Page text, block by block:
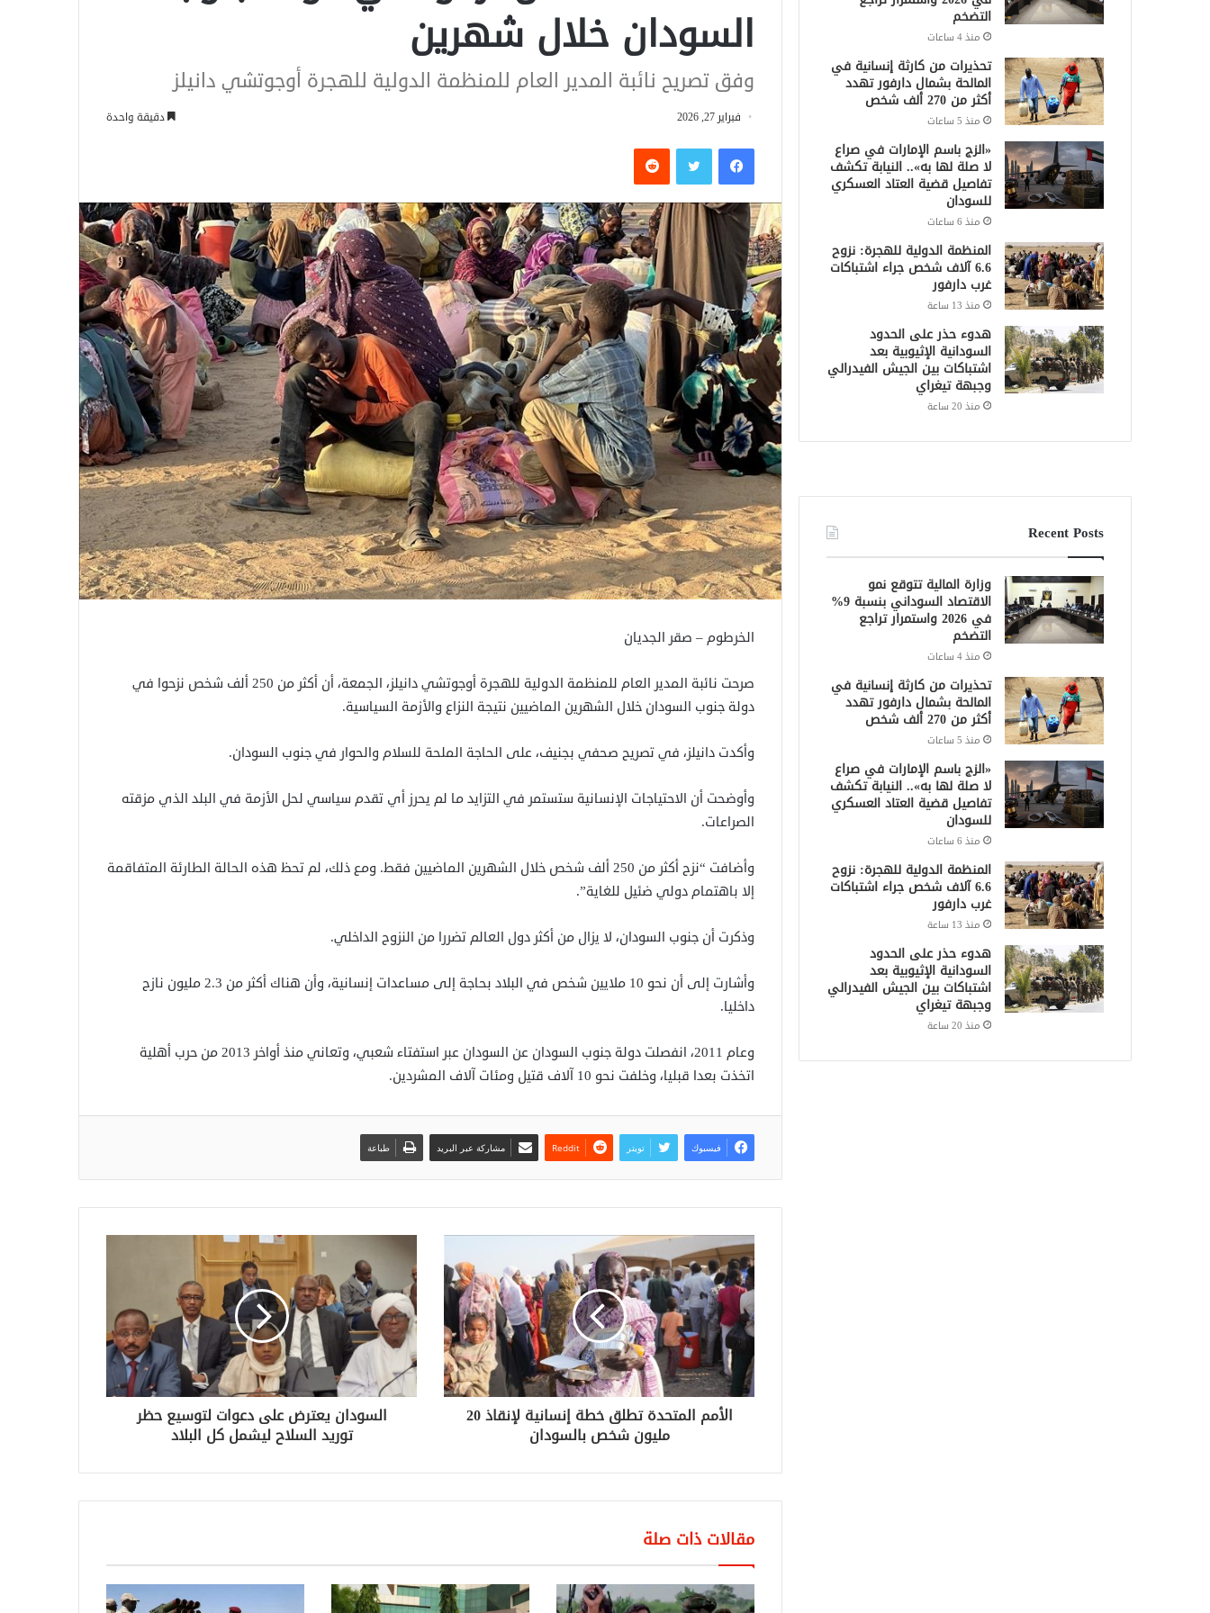
السودان خلال شهرين
وفق تصريح نائبة المدير العام للمنظمة الدولية للهجرة أوجوتشي دانيلز
فبراير 27, 2026 دقيقة واحدة
فيسبوكتويتر
الخرطوم – صقر الجديان
صرحت نائبة المدير العام للمنظمة الدولية للهجرة أوجوتشي دانيلز، الجمعة، أن أكثر من 250 ألف شخص نزحوا في
دولة جنوب السودان خلال الشهرين الماضيين نتيجة النزاع والأزمة السياسية.
وأكدت دانيلز، في تصريح صحفي بجنيف، على الحاجة الملحة للسلام والحوار في جنوب السودان.
وأوضحت أن الاحتياجات الإنسانية ستستمر في التزايد ما لم يحرز أي تقدم سياسي لحل الأزمة في البلد الذي مزقته
الصراعات.
وأضافت “نزح أكثر من 250 ألف شخص خلال الشهرين الماضيين فقط. ومع ذلك، لم تحظ هذه الحالة الطارئة المتفاقمة
إلا باهتمام دولي ضئيل للغاية”.
وذكرت أن جنوب السودان، لا يزال من أكثر دول العالم تضررا من النزوح الداخلي.
وأشارت إلى أن نحو 10 ملايين شخص في البلاد بحاجة إلى مساعدات إنسانية، وأن هناك أكثر من 2.3 مليون نازح
داخليا.
وعام 2011، انفصلت دولة جنوب السودان عن السودان عبر استفتاء شعبي، وتعاني منذ أواخر 2013 من حرب أهلية
اتخذت بعدا قبليا، وخلفت نحو 10 آلاف قتيل ومئات آلاف المشردين.
فيسبوك تويتر مشاركة عبر البريد طباعة
الأمم المتحدة تطلق خطة إنسانية لإنقاذ 20
مليون شخص بالسودان
السودان يعترض على دعوات لتوسيع حظر
توريد السلاح ليشمل كل البلاد
مقالات ذات صلة
التضخم
منذ 4 ساعات
تحذيرات من كارثة إنسانية في
المالحة بشمال دارفور تهدد
أكثر من 270 ألف شخص
منذ 5 ساعات
«الزج باسم الإمارات في صراع
لا صلة لها به».. النيابة تكشف
تفاصيل قضية العتاد العسكري
للسودان
منذ 6 ساعات
المنظمة الدولية للهجرة: نزوح
6.6 آلاف شخص جراء اشتباكات
غرب دارفور
منذ 13 ساعة
هدوء حذر على الحدود
السودانية الإثيوبية بعد
اشتباكات بين الجيش الفيدرالي
وجبهة تيغراي
منذ 20 ساعة
Recent Posts
وزارة المالية تتوقع نمو
الاقتصاد السوداني بنسبة 9%
في 2026 واستمرار تراجع
التضخم
منذ 4 ساعات
تحذيرات من كارثة إنسانية في
المالحة بشمال دارفور تهدد
أكثر من 270 ألف شخص
منذ 5 ساعات
«الزج باسم الإمارات في صراع
لا صلة لها به».. النيابة تكشف
تفاصيل قضية العتاد العسكري
للسودان
منذ 6 ساعات
المنظمة الدولية للهجرة: نزوح
6.6 آلاف شخص جراء اشتباكات
غرب دارفور
منذ 13 ساعة
هدوء حذر على الحدود
السودانية الإثيوبية بعد
اشتباكات بين الجيش الفيدرالي
وجبهة تيغراي
منذ 20 ساعة